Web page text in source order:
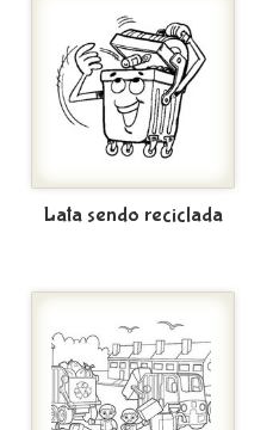
Lata sendo reciclada